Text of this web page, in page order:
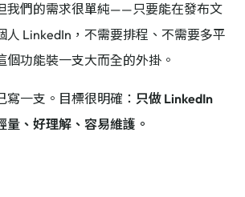
我們的需求很單純——只要能在發布文
人 LinkedIn，不需要排程、不需要多平
個功能裝一支大而全的外掛。
寫一支。目標很明確： 只做 LinkedIn
量、好理解、容易維護。